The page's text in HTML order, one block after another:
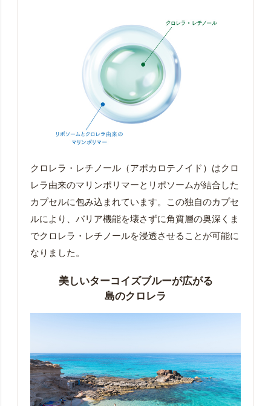
クロレラ・レチノール（アポカロテノイド）はクロ
レラ由来のマリンポリマーとリポソームが結合した
カプセルに包み込まれています。この独自のカプセ
ルにより、バリア機能を壊さずに角質層の奥深くま
でクロレラ・レチノールを浸透させることが可能に
なりました。
美しいターコイズブルーが広がる
島のクロレラ